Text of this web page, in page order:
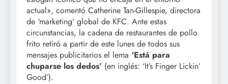
actual», comentó Catherine Tan-Gillespie, directora
de ‘marketing’ global de KFC. Ante estas
circunstancias, la cadena de restaurantes de pollo
frito retiró a partir de este lunes de todos sus
mensajes publicitarios el lema ‘Está para
chuparse los dedos’ (en inglés: ‘It’s Finger Lickin’
Good’).